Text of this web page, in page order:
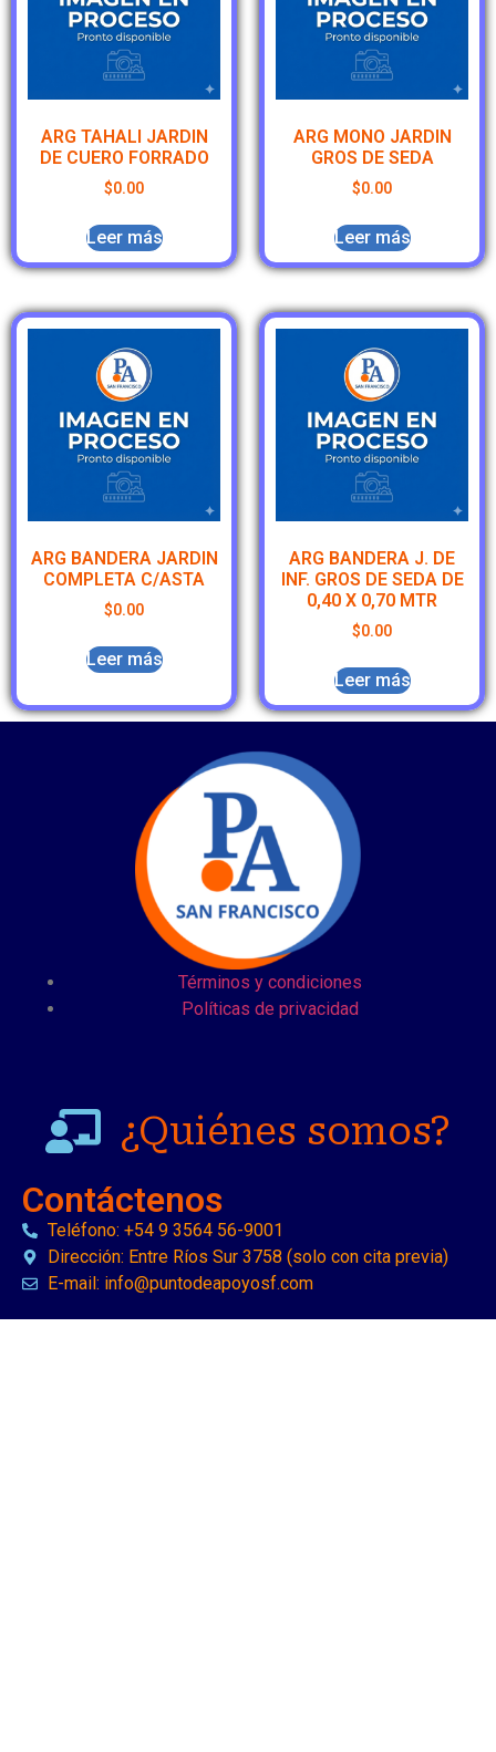
ARG TAHALI JARDIN
DE CUERO FORRADO
$0.00
Leer más
ARG MONO JARDIN
GROS DE SEDA
$0.00
Leer más
ARG BANDERA JARDIN
COMPLETA C/ASTA
$0.00
Leer más
ARG BANDERA J. DE
INF. GROS DE SEDA DE
0,40 X 0,70 MTR
$0.00
Leer más
Términos y condiciones
Políticas de privacidad
¿Quiénes somos?
Contáctenos
Teléfono: +54 9 3564 56-9001
Dirección: Entre Ríos Sur 3758 (solo con cita previa)
E-mail: info@puntodeapoyosf.com